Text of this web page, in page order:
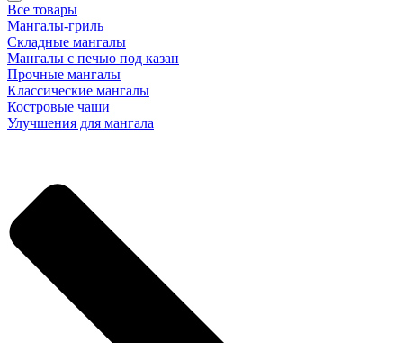
Все товары
Мангалы-гриль
Складные мангалы
Мангалы с печью под казан
Прочные мангалы
Классические мангалы
Костровые чаши
Улучшения для мангала